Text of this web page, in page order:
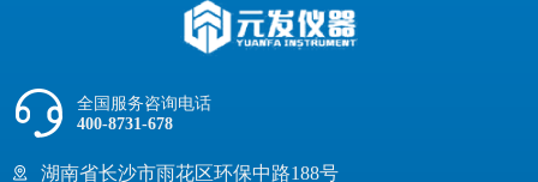
全国服务咨询电话
400-8731-678
湖南省长沙市雨花区环保中路188号